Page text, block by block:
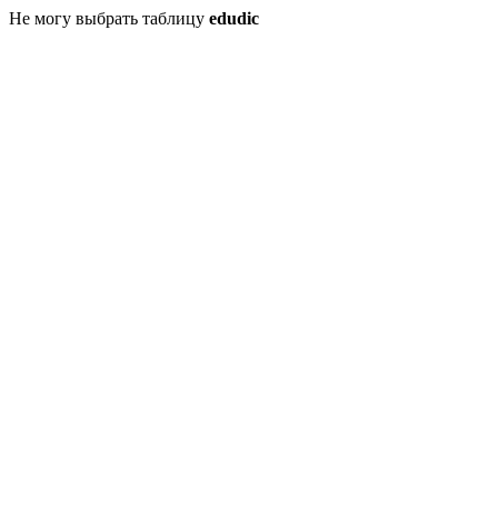
Не могу выбрать таблицу edudic